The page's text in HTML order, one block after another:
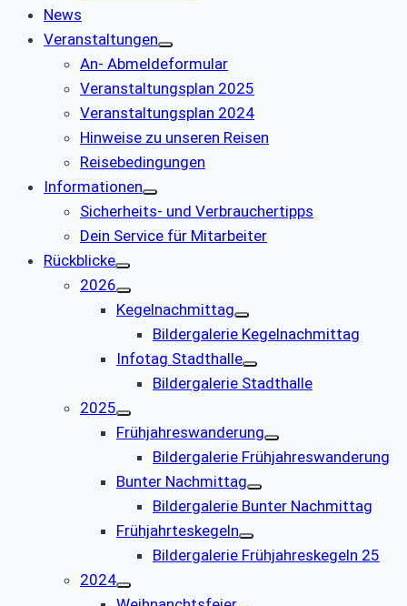
News
Veranstaltungen
An- Abmeldeformular
Veranstaltungsplan 2025
Veranstaltungsplan 2024
Hinweise zu unseren Reisen
Reisebedingungen
Informationen
Sicherheits- und Verbrauchertipps
Dein Service für Mitarbeiter
Rückblicke
2026
Kegelnachmittag
Bildergalerie Kegelnachmittag
Infotag Stadthalle
Bildergalerie Stadthalle
2025
Frühjahreswanderung
Bildergalerie Frühjahreswanderung
Bunter Nachmittag
Bildergalerie Bunter Nachmittag
Frühjahrteskegeln
Bildergalerie Frühjahreskegeln 25
2024